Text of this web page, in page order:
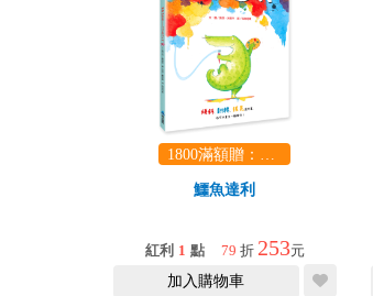
1800滿額贈：口袋玩具一份（隨機出貨） (summer read)
鱷魚達利
紅利 1 點 79 折 253元
加入購物車